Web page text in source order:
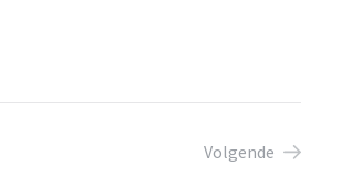
Volgende